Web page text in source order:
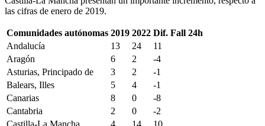
las cifras de enero de 2019.
Comunidades autónomas 2019 2022 Dif. Fall 24h
Andalucía
13 24
11
Aragón
6 2
-4
Asturias, Principado de
3 2
-1
Balears, Illes
5 4
-1
Canarias
8 0
-8
Cantabria
2 0
-2
Castilla-La Mancha
4 14 10